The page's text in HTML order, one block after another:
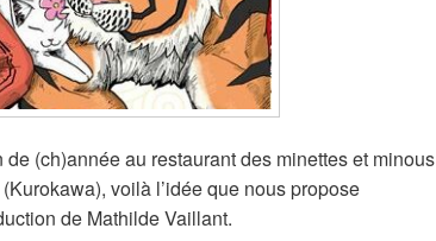
(ch)année au restaurant des minettes et minous
voilà l’idée que nous propose
de Mathilde Vaillant.